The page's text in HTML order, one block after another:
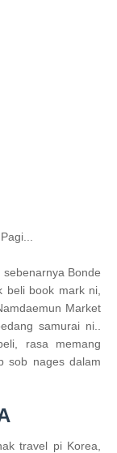
Bonde
beli book mark ni,
Market
samurai ni..
rasa memang
sob nages dalam
travel pi Korea,